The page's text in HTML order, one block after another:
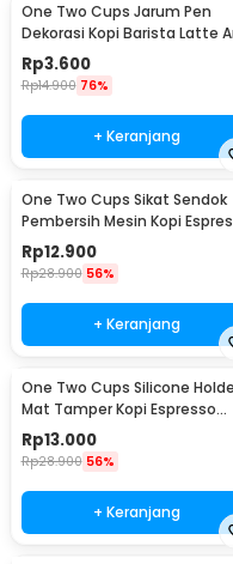
One Two Cups Jarum Pen
Dekorasi Kopi Barista Latte
Needle 13cm - F3F27
Rp3.600
Rp14.900 76%
+ Keranjang
One Two Cups Sikat Sendok
Pembersih Mesin Kopi
2in1 - 8809
Rp12.900
Rp28.900 56%
+ Keranjang
One Two Cups Silicone
Mat Tamper Kopi Espresso
Barista - 0310
Rp13.000
Rp28.900 56%
+ Keranjang